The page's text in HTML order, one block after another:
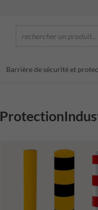
rechercher un produit...
Barrière de sécurité et